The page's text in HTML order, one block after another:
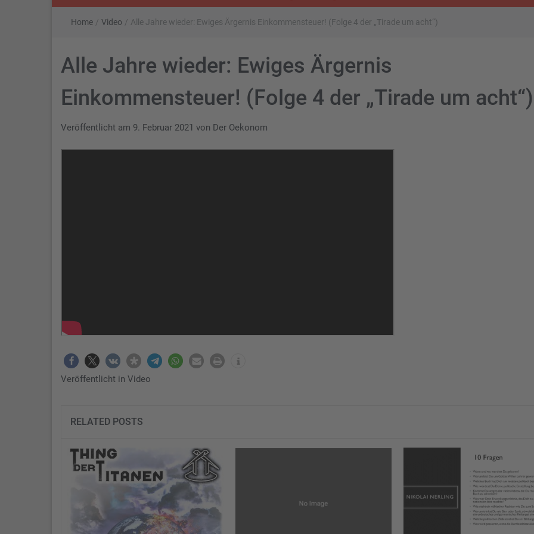
Home / Video / Alle Jahre wieder: Ewiges Ärgernis Einkommensteuer! (Folge 4 der „Tirade um acht“)
Alle Jahre wieder: Ewiges Ärgernis
Einkommensteuer! (Folge 4 der „Tirade um acht“)
Veröffentlicht am 9. Februar 2021 von Der Oekonom
Veröffentlicht in Video
RELATED POSTS